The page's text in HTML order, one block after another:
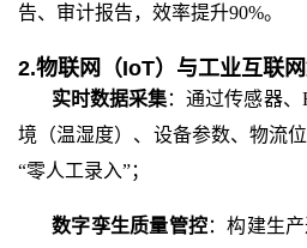
告、审计报告，效率提升90%。
2.物联网（IoT）与工业互联
实时数据采集：通过传感器、
境（温湿度）、设备参数、物流
“零人工录入”；
数字孪生质量管控：构建生